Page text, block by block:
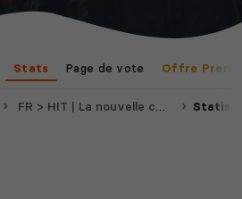
Stats Page de vote Offre
FR > HIT | La nouvelle communauté Française | SERIOUS / MIC OBLIGATOIRE